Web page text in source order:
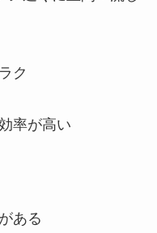
ク
率が高い
ある